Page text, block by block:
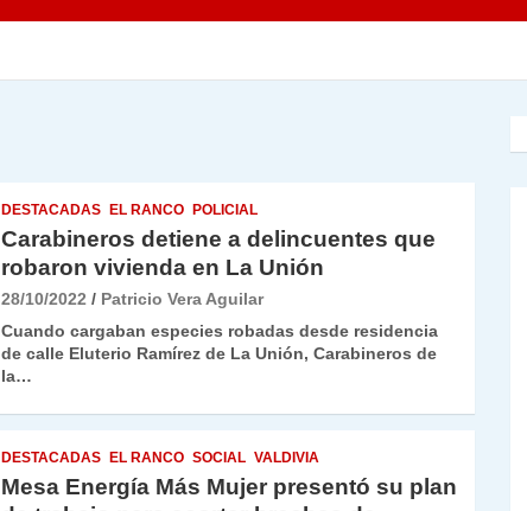
DESTACADAS EL RANCO POLICIAL
Carabineros detiene a delincuentes que
robaron vivienda en La Unión
28/10/2022
Patricio Vera Aguilar
Cuando cargaban especies robadas desde residencia
de calle Eluterio Ramírez de La Unión, Carabineros de
la…
DESTACADAS EL RANCO SOCIAL VALDIVIA
Mesa Energía Más Mujer presentó su plan